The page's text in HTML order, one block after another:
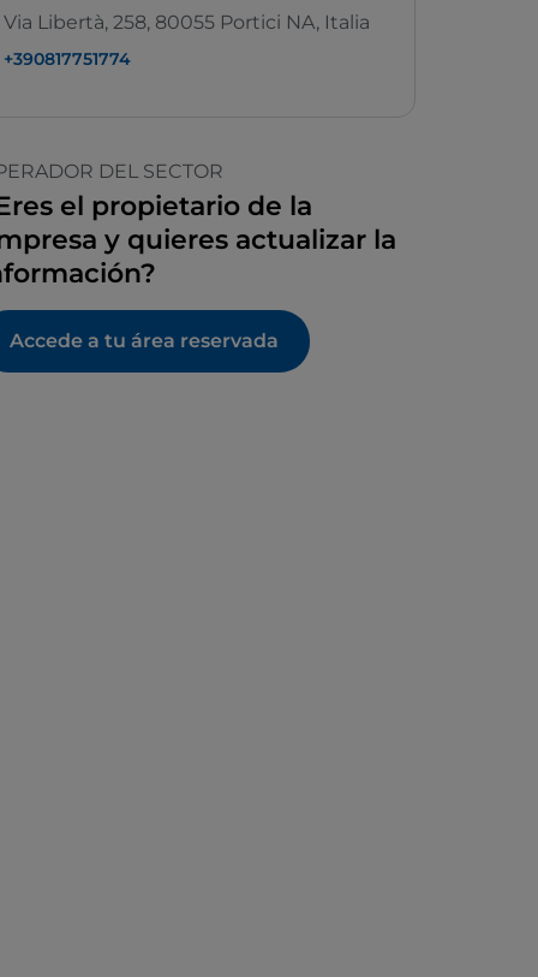
Via Libertà, 258, 80055 Portici NA, Italia
+390817751774
DEL SECTOR
el propietario de la
y quieres actualizar la
Accede a tu área reservada